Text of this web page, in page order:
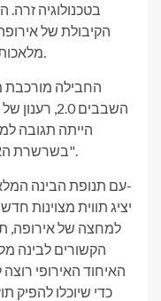
בטכנולוגיה זרה.
הקיבולת של
מלאכותית, מחשוב ענן ופרויקטים בקוד פתוח.
החבילה מורכבת
הייתה תגובה
בשרשרת האספקה ​​העולמית של מוליכים למחצה".
עם תנופת הבינה
למחצה של אירופה,
הקשורים לבינה
האיחוד האירופי
כדי שיוכלו להפיק